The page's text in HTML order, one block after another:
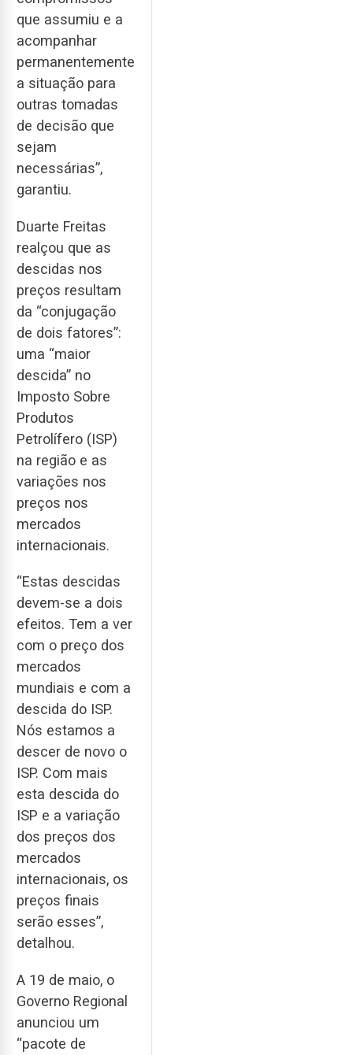
que assumiu e a
acompanhar
permanentemente
a situação para
outras tomadas
de decisão que
sejam
necessárias”,
garantiu.
Duarte Freitas
realçou que as
descidas nos
preços resultam
da “conjugação
de dois fatores”:
uma “maior
descida” no
Imposto Sobre
Produtos
Petrolífero (ISP)
na região e as
variações nos
preços nos
mercados
internacionais.
“Estas descidas
devem-se a dois
efeitos. Tem a ver
com o preço dos
mercados
mundiais e com a
descida do ISP.
Nós estamos a
descer de novo o
ISP. Com mais
esta descida do
ISP e a variação
dos preços dos
mercados
internacionais, os
preços finais
serão esses”,
detalhou.
A 19 de maio, o
Governo Regional
anunciou um
“pacote de